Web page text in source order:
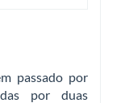
passado por
por duas